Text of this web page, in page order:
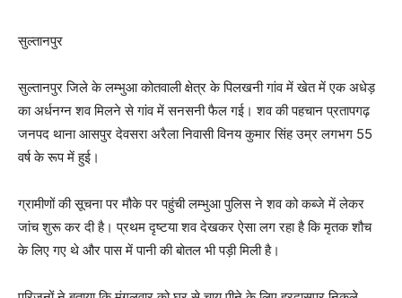
सुल्तानपुर
सुल्तानपुर जिले के लम्भुआ कोतवाली क्षेत्र के पिलखनी गांव में खेत में एक अधेड़
का अर्धनग्न शव मिलने से गांव में सनसनी फैल गई। शव की पहचान प्रतापगढ़
जनपद थाना आसपुर देवसरा अरैला निवासी विनय कुमार सिंह उम्र लगभग 55
वर्ष के रूप में हुई।
ग्रामीणों की सूचना पर मौके पर पहुंची लम्भुआ पुलिस ने शव को कब्जे में लेकर
जांच शुरू कर दी है। प्रथम दृष्टया शव देखकर ऐसा लग रहा है कि मृतक शौच
के लिए गए थे और पास में पानी की बोतल भी पड़ी मिली है।